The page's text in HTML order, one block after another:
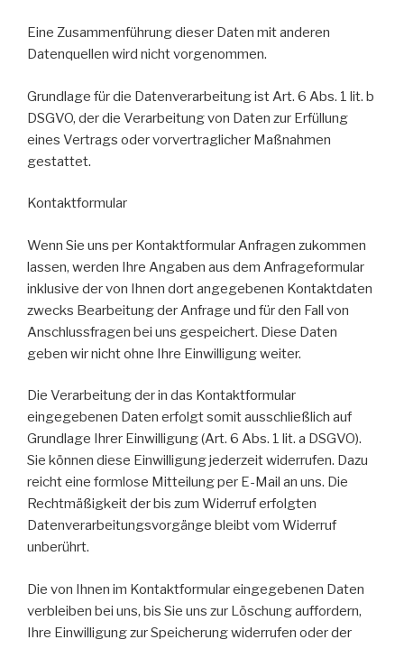
Eine Zusammenführung dieser Daten mit anderen
Datenquellen wird nicht vorgenommen.
Grundlage für die Datenverarbeitung ist Art. 6 Abs. 1 lit. b
DSGVO, der die Verarbeitung von Daten zur Erfüllung
eines Vertrags oder vorvertraglicher Maßnahmen
gestattet.
Kontaktformular
Wenn Sie uns per Kontaktformular Anfragen zukommen
lassen, werden Ihre Angaben aus dem Anfrageformular
inklusive der von Ihnen dort angegebenen Kontaktdaten
zwecks Bearbeitung der Anfrage und für den Fall von
Anschlussfragen bei uns gespeichert. Diese Daten
geben wir nicht ohne Ihre Einwilligung weiter.
Die Verarbeitung der in das Kontaktformular
eingegebenen Daten erfolgt somit ausschließlich auf
Grundlage Ihrer Einwilligung (Art. 6 Abs. 1 lit. a DSGVO).
Sie können diese Einwilligung jederzeit widerrufen. Dazu
reicht eine formlose Mitteilung per E-Mail an uns. Die
Rechtmäßigkeit der bis zum Widerruf erfolgten
Datenverarbeitungsvorgänge bleibt vom Widerruf
unberührt.
Die von Ihnen im Kontaktformular eingegebenen Daten
verbleiben bei uns, bis Sie uns zur Löschung auffordern,
Ihre Einwilligung zur Speicherung widerrufen oder der